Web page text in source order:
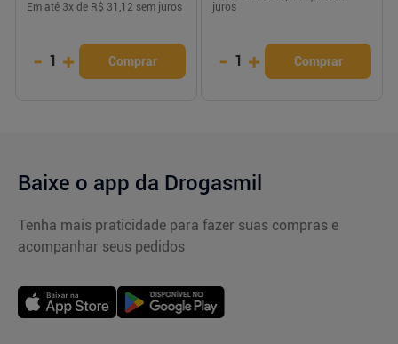
Em até 3x de R$ 31,12 sem juros
- 1 + Comprar
juros
- 1 + Comprar
Baixe o app da Drogasmil
Tenha mais praticidade para fazer suas compras e
acompanhar seus pedidos